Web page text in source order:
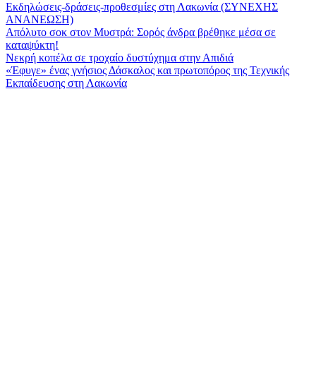
Εκδηλώσεις-δράσεις-προθεσμίες στη Λακωνία (ΣΥΝΕΧΗΣ
ΑΝΑΝΕΩΣΗ)
Απόλυτο σοκ στον Μυστρά: Σορός άνδρα βρέθηκε μέσα σε
καταψύκτη!
Νεκρή κοπέλα σε τροχαίο δυστύχημα στην Απιδιά
«Έφυγε» ένας γνήσιος Δάσκαλος και πρωτοπόρος της Τεχνικής
Εκπαίδευσης στη Λακωνία